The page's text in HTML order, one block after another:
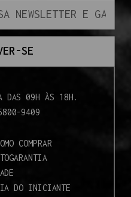
SE
DAS 09H ÀS 18H.
9409
COMPRAR
GARANTIA
DO INICIANTE